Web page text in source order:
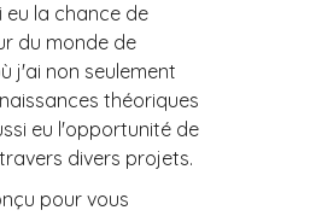
eu la chance de
du monde de
j'ai non seulement
théoriques
eu l'opportunité de
divers projets.
pour vous